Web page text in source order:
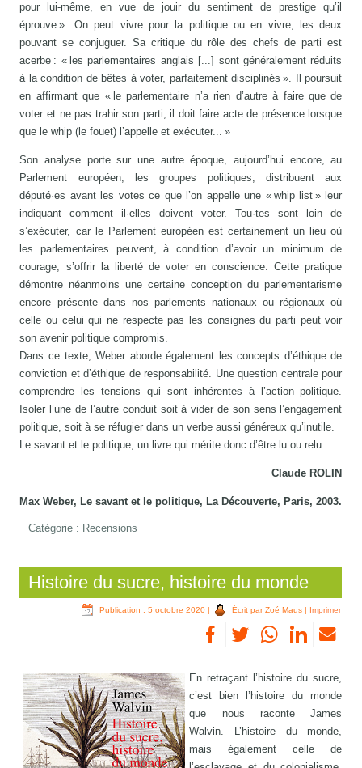
pour lui-même, en vue de jouir du sentiment de prestige qu’il
éprouve ». On peut vivre pour la politique ou en vivre, les deux
pouvant se conjuguer. Sa critique du rôle des chefs de parti est
acerbe : « les parlementaires anglais [...] sont généralement réduits
à la condition de bêtes à voter, parfaitement disciplinés ». Il poursuit
en affirmant que « le parlementaire n’a rien d’autre à faire que de
voter et ne pas trahir son parti, il doit faire acte de présence lorsque
que le whip (le fouet) l’appelle et exécuter... »
Son analyse porte sur une autre époque, aujourd’hui encore, au
Parlement européen, les groupes politiques, distribuent aux
député·es avant les votes ce que l’on appelle une « whip list » leur
indiquant comment il·elles doivent voter. Tou·tes sont loin de
s’exécuter, car le Parlement européen est certainement un lieu où
les parlementaires peuvent, à condition d’avoir un minimum de
courage, s’offrir la liberté de voter en conscience. Cette pratique
démontre néanmoins une certaine conception du parlementarisme
encore présente dans nos parlements nationaux ou régionaux où
celle ou celui qui ne respecte pas les consignes du parti peut voir
son avenir politique compromis.
Dans ce texte, Weber aborde également les concepts d’éthique de
conviction et d’éthique de responsabilité. Une question centrale pour
comprendre les tensions qui sont inhérentes à l’action politique.
Isoler l’une de l’autre conduit soit à vider de son sens l’engagement
politique, soit à se réfugier dans un verbe aussi généreux qu’inutile.
Le savant et le politique, un livre qui mérite donc d’être lu ou relu.
Claude ROLIN
Max Weber, Le savant et le politique, La Découverte, Paris, 2003.
Catégorie : Recensions
Histoire du sucre, histoire du monde
Publication : 5 octobre 2020 | Écrit par Zoé Maus | Imprimer
En retraçant l’histoire du sucre,
c’est bien l’histoire du monde
que nous raconte James
Walvin. L’histoire du monde,
mais également celle de